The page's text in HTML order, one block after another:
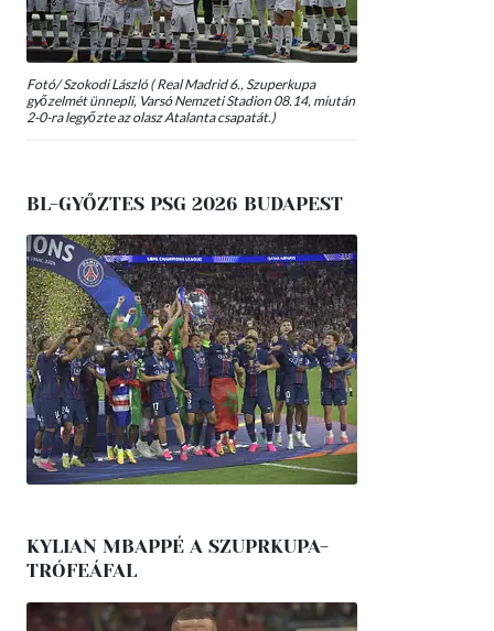
Fotó/ Szokodi László ( Real Madrid 6., Szuperkupa
győzelmét ünnepli, Varsó Nemzeti Stadion 08.14, miután
2-0-ra legyőzte az olasz Atalanta csapatát.)
BL-GYŐZTES PSG 2026 BUDAPEST
KYLIAN MBAPPÉ A SZUPRKUPA-
TRÓFEÁFAL